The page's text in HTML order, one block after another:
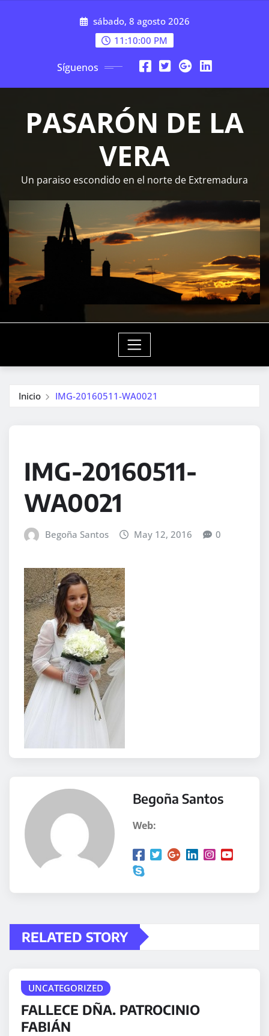
sábado, 8 agosto 2026
11:10:01 PM
Síguenos
PASARÓN DE LA
VERA
Un paraiso escondido en el norte de Extremadura
Inicio IMG-20160511-WA0021
IMG-20160511-
WA0021
Begoña Santos May 12, 2016 0
Begoña Santos
Web:
RELATED STORY
UNCATEGORIZED
FALLECE DÑA. PATROCINIO
FABIÁN